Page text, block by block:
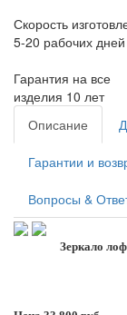
Скорость
5-20 рабочих дней
Гарантия на все
изделия 10 лет
Описание
Гарантии и
Вопросы &
Зеркало